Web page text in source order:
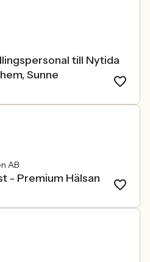
till Nytida
Sunne
AB
- Premium Hälsan